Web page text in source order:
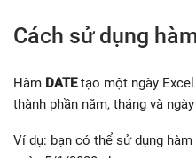
Cách sử dụng
Hàm DATEtạo một ngày
thành phần năm, tháng và
Ví dụ: bạn có thể sử dụng hàm